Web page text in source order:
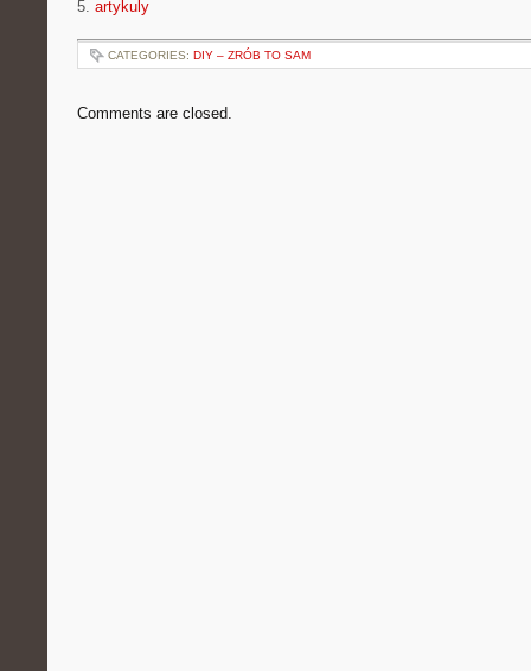
5. artykuly
CATEGORIES: DIY – ZRÓB TO SAM
Comments are closed.